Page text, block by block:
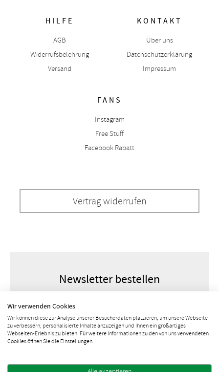
HILFE
AGB
Widerrufsbelehrung
Versand
KONTAKT
Über uns
Datenschutzerklärung
Impressum
FANS
Instagram
Free Stuff
Facebook Rabatt
Vertrag widerrufen
Newsletter bestellen
Wir verwenden Cookies
Wir können diese zur Analyse unserer Besucherdaten platzieren, um unsere Webseite
zu verbessern, personalisierte Inhalte anzuzeigen und Ihnen ein großartiges
Webseiten-Erlebnis zu bieten. Für weitere Informationen zu den von uns verwendeten
Cookies öffnen Sie die Einstellungen.